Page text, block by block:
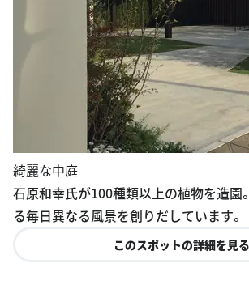
綺麗な中庭
石原和幸氏が100種類以上の植物を造園
る毎日異なる風景を創りだしています。
このスポットの詳細を見る